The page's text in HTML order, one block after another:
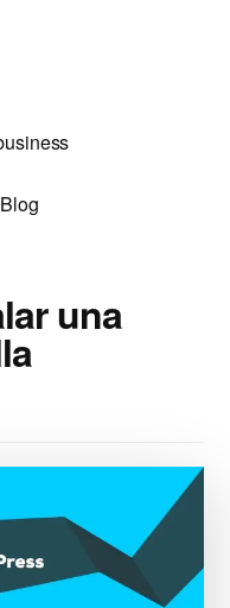
Blog
una